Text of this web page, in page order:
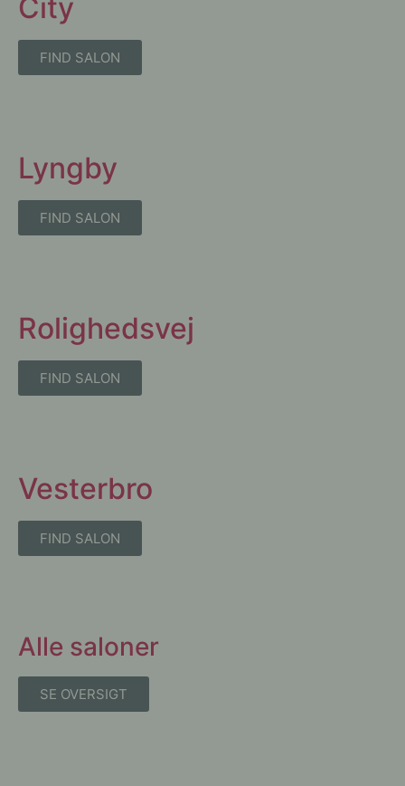
City
FIND SALON
Lyngby
FIND SALON
Rolighedsvej
FIND SALON
Vesterbro
FIND SALON
Alle saloner
SE OVERSIGT